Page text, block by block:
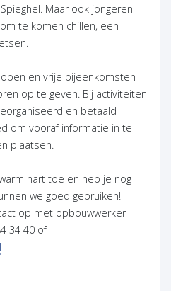
Maar ook jongeren
te komen chillen, een
en vrije bijeenkomsten
op te geven. Bij activiteiten
en betaald
om vooraf informatie in te
plaatsen.
hart toe en heb je nog
we goed gebruiken!
op met opbouwwerker
34 40 of